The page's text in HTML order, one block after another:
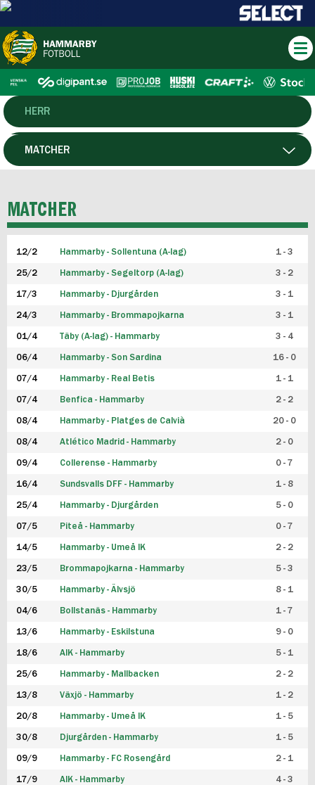
HERR
DAM
P19
F19
FUTSAL HERR
FUTSAL DAM
MATCHER
MATCHER
12/2 Hammarby - Sollentuna (A-lag) 1 - 3
25/2 Hammarby - Segeltorp (A-lag) 3 - 2
17/3 Hammarby - Djurgården 3 - 1
24/3 Hammarby - Brommapojkarna 3 - 1
01/4 Täby (A-lag) - Hammarby 3 - 4
06/4 Hammarby - Son Sardina 16 - 0
07/4 Hammarby - Real Betis 1 - 1
07/4 Benfica - Hammarby 2 - 2
08/4 Hammarby - Platges de Calvià 20 - 0
08/4 Atlético Madrid - Hammarby 2 - 0
09/4 Collerense - Hammarby 0 - 7
16/4 Sundsvalls DFF - Hammarby 1 - 8
25/4 Hammarby - Djurgården 5 - 0
07/5 Piteå - Hammarby 0 - 7
14/5 Hammarby - Umeå IK 2 - 2
23/5 Brommapojkarna - Hammarby 5 - 3
30/5 Hammarby - Älvsjö 8 - 1
04/6 Bollstanäs - Hammarby 1 - 7
13/6 Hammarby - Eskilstuna 9 - 0
18/6 AIK - Hammarby 5 - 1
25/6 Hammarby - Mallbacken 2 - 2
13/8 Växjö - Hammarby 1 - 2
20/8 Hammarby - Umeå IK 1 - 5
30/8 Djurgården - Hammarby 1 - 5
09/9 Hammarby - FC Rosengård 2 - 1
17/9 AIK - Hammarby 4 - 3